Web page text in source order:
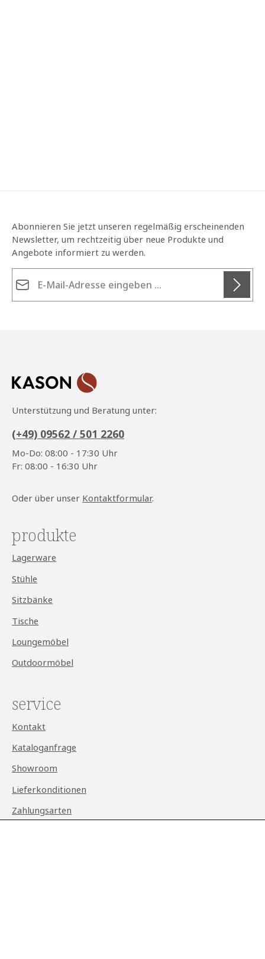
Abonnieren Sie jetzt unseren regelmäßig erscheinenden
Newsletter, um rechtzeitig über neue Produkte und
Angebote informiert zu werden.
Unterstützung und Beratung unter:
(+49) 09562 / 501 2260
Mo-Do: 08:00 - 17:30 Uhr
Fr: 08:00 - 16:30 Uhr
Oder über unser Kontaktformular.
produkte
Lagerware
Stühle
Sitzbänke
Tische
Loungemöbel
Outdoormöbel
service
Kontakt
Kataloganfrage
Showroom
Lieferkonditionen
Zahlungsarten